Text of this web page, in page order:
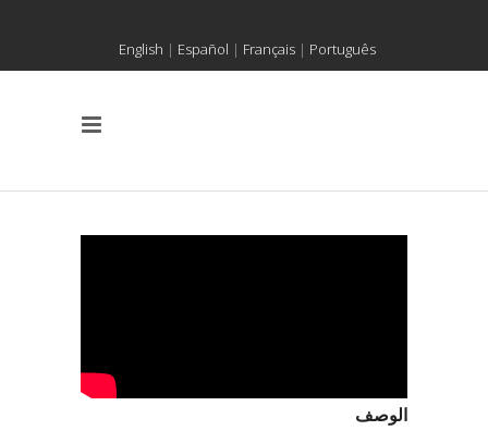
English | Español | Français| Português
الوصف